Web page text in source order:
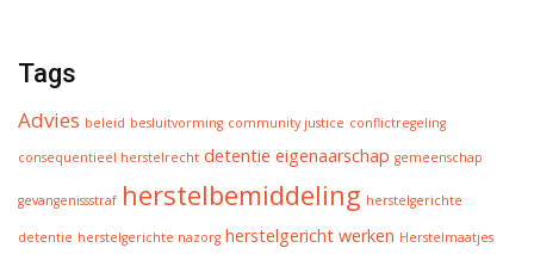
Tags
Advies beleid besluitvorming community justice conflictregeling
consequentieel herstelrecht detentie eigenaarschap gemeenschap
gevangenissstraf herstelbemiddeling herstelgerichte
detentie herstelgerichte nazorg herstelgericht werken Herstelmaatjes